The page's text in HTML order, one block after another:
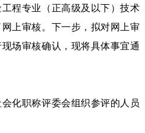
程专业（正高级及以下）技术
上审核。下一步，拟对网上审
场审核确认，现将具体事宜通
职称评委会组织参评的人员